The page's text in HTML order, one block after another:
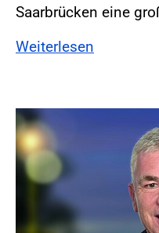
Saarbrücken eine
Weiterlesen